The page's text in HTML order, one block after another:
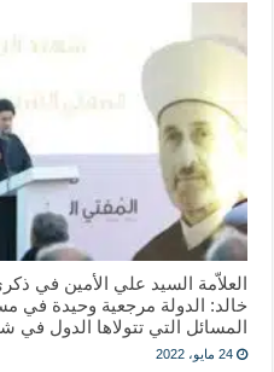
العلاّمة السيد علي الأمين في
خالد: الدولة مرجعية وحيدة في
المسائل التي تتولاها الدول في
24 مايو، 2022